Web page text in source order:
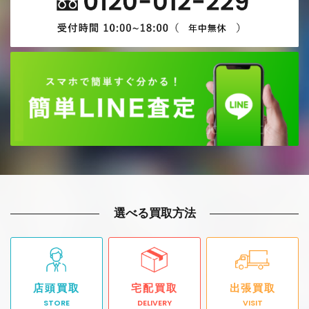
選べる買取方法
店頭買取
STORE
宅配買取
DELIVERY
出張買取
VISIT